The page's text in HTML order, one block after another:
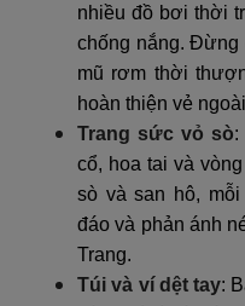
nhiều đồ bơi thời
chống nắng. Đừng
mũ rơm thời
hoàn thiện vẻ
Trang sức vỏ sò:
cổ, hoa tai và
sò và san hô,
đáo và phản ánh
Trang.
Túi và ví dệt tay: